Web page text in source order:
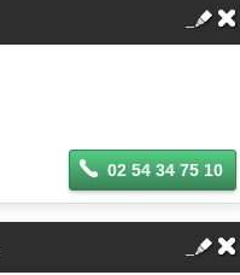
02 54 34 75 10